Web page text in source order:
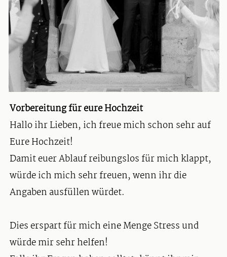
Vorbereitung für eure Hochzeit
Hallo ihr Lieben, ich freue mich schon sehr auf
Eure Hochzeit!
Damit euer Ablauf reibungslos für mich klappt,
würde ich mich sehr freuen, wenn ihr die
Angaben ausfüllen würdet.
Dies erspart für mich eine Menge Stress und
würde mir sehr helfen!